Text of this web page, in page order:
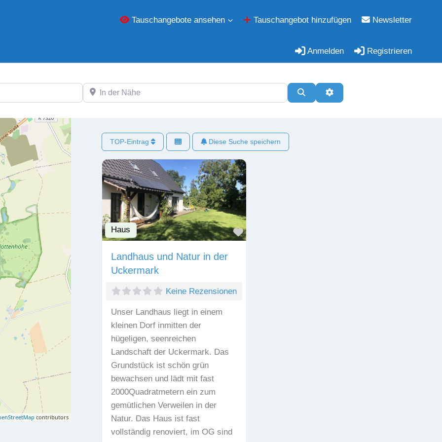
Tauschangebote ansehen Tauschangebot hinzufügen Newsletter
Anmelden Registrieren
In der Nähe SuchenErweiterte Filter
contributors
TOP-Eintrag Diese Suche speichern
Haus Favorit
Landhaus und Natur in der
Uckermark
Keine Rezensionen
Unser Landhaus liegt in einem
kleinen Dorf inmitten der
hügeligen, seenreichen
Landschaft der Uckermark. Das
Grundstück ist schön grün
bewachsen und lädt mit fast
2000Quadratmetern ein zum
gemütlichen Verweilen in der
Natur. Das Haus ist fast
vollständig renoviert, im OG sind